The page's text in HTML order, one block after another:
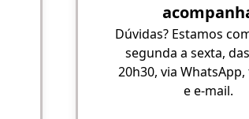
Dúvidas? Estamos
segunda a sexta,
20h30, via
e e-mail.